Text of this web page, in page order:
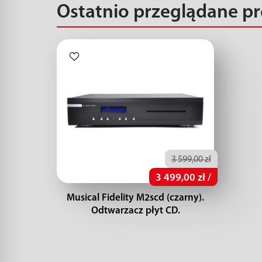
Ostatnio przeglądane
3 599,00 zł
3 499,00 zł /
Musical Fidelity M2scd (czarny).
Odtwarzacz płyt CD.